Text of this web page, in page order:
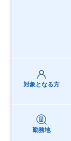
対象となる方
勤務地